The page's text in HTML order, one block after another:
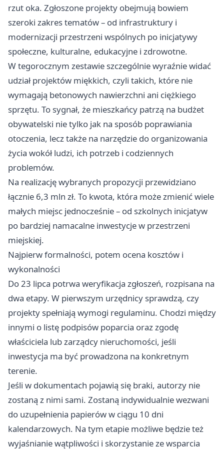
rzut oka. Zgłoszone projekty obejmują bowiem
szeroki zakres tematów – od infrastruktury i
modernizacji przestrzeni wspólnych po inicjatywy
społeczne, kulturalne, edukacyjne i zdrowotne.
W tegorocznym zestawie szczególnie wyraźnie widać
udział projektów miękkich, czyli takich, które nie
wymagają betonowych nawierzchni ani ciężkiego
sprzętu. To sygnał, że mieszkańcy patrzą na budżet
obywatelski nie tylko jak na sposób poprawiania
otoczenia, lecz także na narzędzie do organizowania
życia wokół ludzi, ich potrzeb i codziennych
problemów.
Na realizację wybranych propozycji przewidziano
łącznie 6,3 mln zł. To kwota, która może zmienić wiele
małych miejsc jednocześnie – od szkolnych inicjatyw
po bardziej namacalne inwestycje w przestrzeni
miejskiej.
Najpierw formalności, potem ocena kosztów i
wykonalności
Do 23 lipca potrwa weryfikacja zgłoszeń, rozpisana na
dwa etapy. W pierwszym urzędnicy sprawdzą, czy
projekty spełniają wymogi regulaminu. Chodzi między
innymi o listę podpisów poparcia oraz zgodę
właściciela lub zarządcy nieruchomości, jeśli
inwestycja ma być prowadzona na konkretnym
terenie.
Jeśli w dokumentach pojawią się braki, autorzy nie
zostaną z nimi sami. Zostaną indywidualnie wezwani
do uzupełnienia papierów w ciągu 10 dni
kalendarzowych. Na tym etapie możliwe będzie też
wyjaśnianie wątpliwości i skorzystanie ze wsparcia